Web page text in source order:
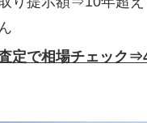
定で相場チェック